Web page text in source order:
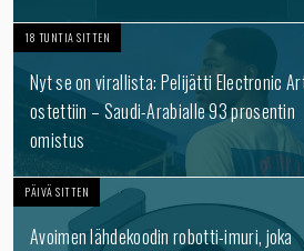
18 TUNTIA SITTEN
Nyt se on virallista: Pelijätti Electronic
ostettiin – Saudi-Arabialle 93 prosentin
omistus
PÄIVÄ SITTEN
Avoimen lähdekoodin robotti-imuri, joka